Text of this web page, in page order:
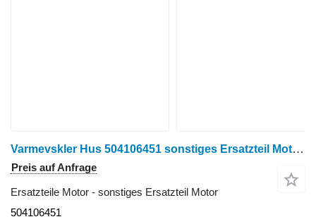
Varmevskler Hus 504106451 sonstiges Ersatzteil Motor für Case 9120 Getreideernter
Preis auf Anfrage
Ersatzteile Motor - sonstiges Ersatzteil Motor
504106451